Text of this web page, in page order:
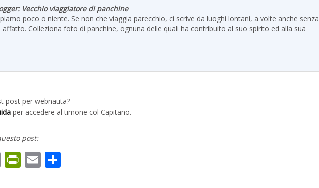
Vecchio viaggiatore di panchine
poco o niente. Se non che viaggia parecchio, ci scrive da luoghi lontani, a volte anche senza
affatto. Colleziona foto di panchine, ognuna delle quali ha contribuito al suo spirito ed alla sua
post per webnauta?
per accedere al timone col Capitano.
post:
CopyPrintFriendly
Email